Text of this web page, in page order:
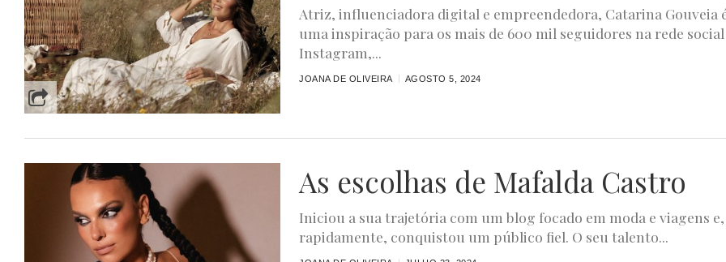
Atriz, influenciadora digital e empreendedora, Catarina Gouveia
uma inspiração para os mais de 600 mil seguidores na rede social
Instagram,...
JOANA DE OLIVEIRA AGOSTO 5, 2024
As escolhas de Mafalda Castro
Iniciou a sua trajetória com um blog focado em moda e viagens e,
rapidamente, conquistou um público fiel. O seu talento...